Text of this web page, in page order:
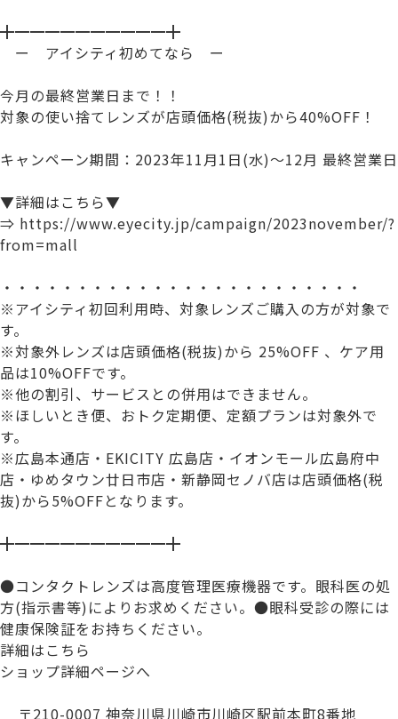
╋━━━━━━━━━━╋
ー アイシティ初めてなら ー
今月の最終営業日まで！！
対象の使い捨てレンズが店頭価格(税抜)から40%OFF！
キャンペーン期間：2023年11月1日(水)～12月 最終営業日
▼詳細はこちら▼
⇒ https://www.eyecity.jp/campaign/2023november/?
from=mall
・・・・・・・・・・・・・・・・・・・・・・・・
※アイシティ初回利用時、対象レンズご購入の方が対象で
す。
※対象外レンズは店頭価格(税抜)から 25%OFF 、ケア用
品は10%OFFです。
※他の割引、サービスとの併用はできません。
※ほしいとき便、おトク定期便、定額プランは対象外で
す。
※広島本通店・EKICITY 広島店・イオンモール広島府中
店・ゆめタウン廿日市店・新静岡セノバ店は店頭価格(税
抜)から5%OFFとなります。
╋━━━━━━━━━━╋
●コンタクトレンズは高度管理医療機器です。眼科医の処
方(指示書等)によりお求めください。●眼科受診の際には
健康保険証をお持ちください。
詳細はこちら
ショップ詳細ページへ
〒210-0007 神奈川県川崎市川崎区駅前本町8番地